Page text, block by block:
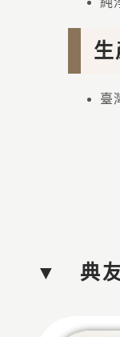
生
臺
▼ 典友